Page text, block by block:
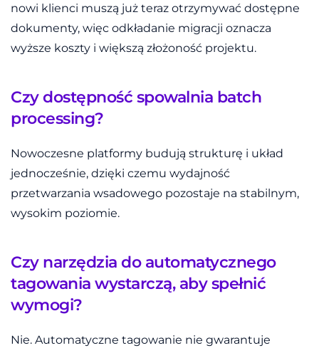
nowi klienci muszą już teraz otrzymywać dostępne
dokumenty, więc odkładanie migracji oznacza
wyższe koszty i większą złożoność projektu.
Czy dostępność spowalnia batch
processing?
Nowoczesne platformy budują strukturę i układ
jednocześnie, dzięki czemu wydajność
przetwarzania wsadowego pozostaje na stabilnym,
wysokim poziomie.
Czy narzędzia do automatycznego
tagowania wystarczą, aby spełnić
wymogi?
Nie. Automatyczne tagowanie nie gwarantuje